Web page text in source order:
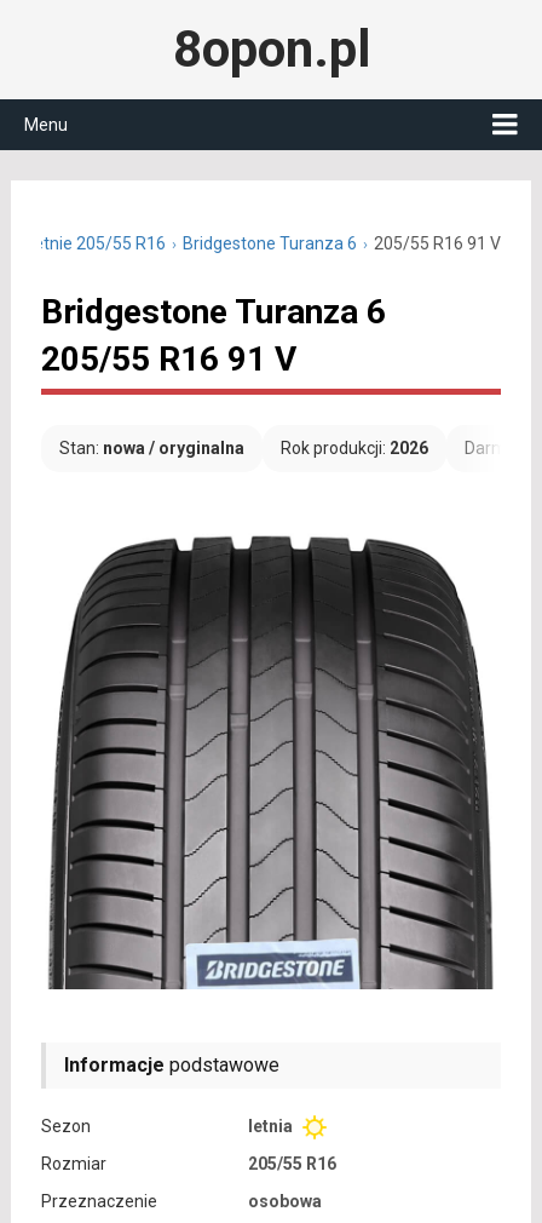
8opon.pl
Menu
letnie 205/55 R16 Bridgestone Turanza 6 205/55 R16 91 V
Bridgestone Turanza 6
205/55 R16 91 V
Stan: nowa / oryginalna Rok produkcji: 2026
Informacje podstawowe
Sezon
letnia
Rozmiar
205/55 R16
Przeznaczenie
osobowa